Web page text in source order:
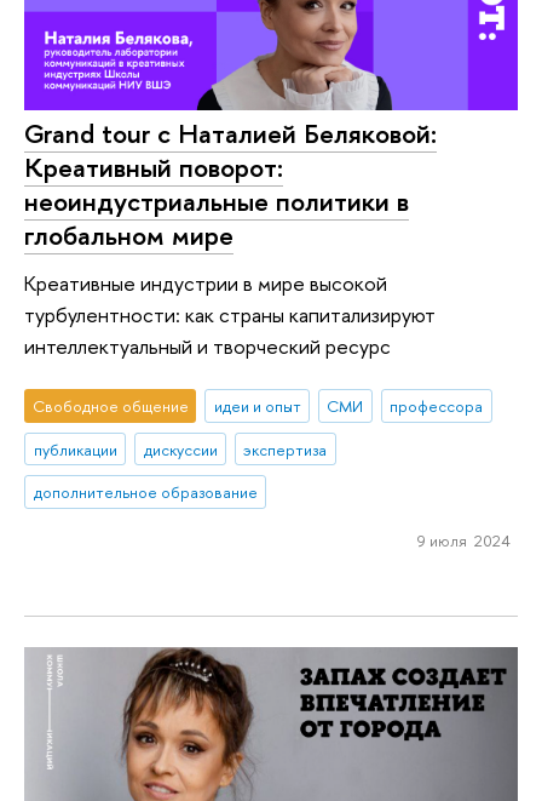
Grand tour c Наталией Беляковой:
Креативный поворот:
неоиндустриальные политики в
глобальном мире
Креативные индустрии в мире высокой
турбулентности: как страны капитализируют
интеллектуальный и творческий ресурс
Свободное общение идеи и опыт СМИ
профессора
публикации
дискуссии
экспертиза
дополнительное образование
9 июля 2024